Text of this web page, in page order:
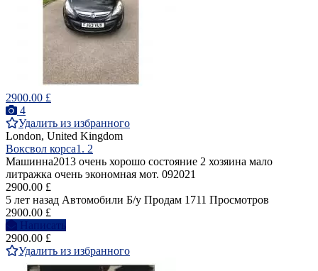
2900.00 £
4
Удалить из избранного
London, United Kingdom
Воксвол корса1. 2
Машинна2013 очень хорошо состояние 2 хозяина мало
литражка очень экономная мот. 092021
2900.00 £
5 лет назад Автомобили Б/у Продам 1711 Просмотров
2900.00 £
Написать
2900.00 £
Удалить из избранного